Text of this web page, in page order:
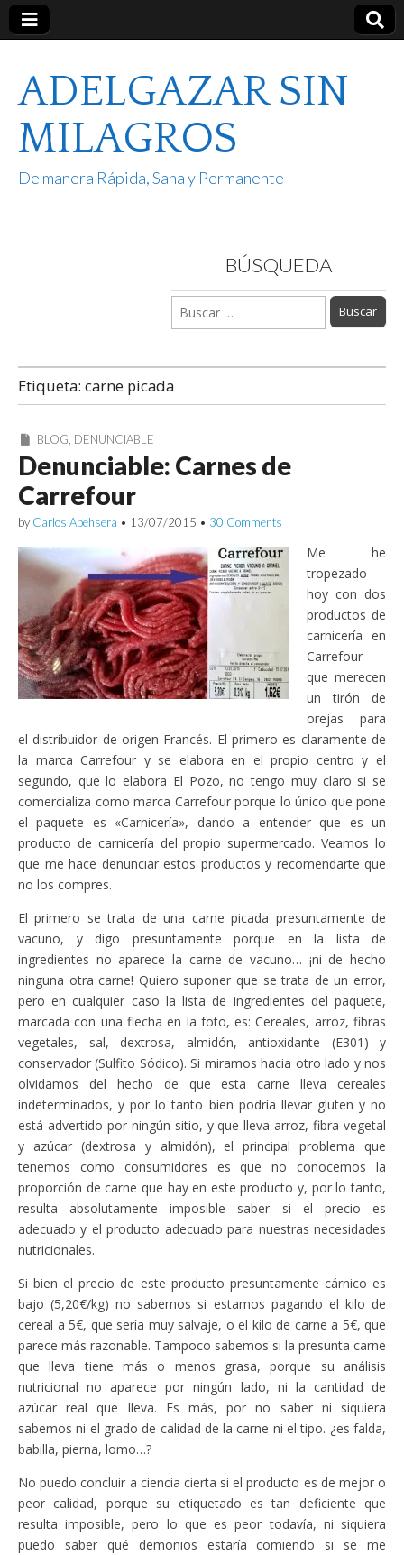
ADELGAZAR SIN
MILAGROS
De manera Rápida, Sana y Permanente
BÚSQUEDA
Buscar:
Etiqueta: carne picada
BLOG, DENUNCIABLE
Denunciable: Carnes de
Carrefour
by Carlos Abehsera • 13/07/2015 • 30 Comments
Me he
tropezado
hoy con dos
productos de
carnicería en
Carrefour
que merecen
un tirón de
orejas para
el distribuidor de origen Francés. El primero es claramente de
la marca Carrefour y se elabora en el propio centro y el
segundo, que lo elabora El Pozo, no tengo muy claro si se
comercializa como marca Carrefour porque lo único que pone
el paquete es «Carnicería», dando a entender que es un
producto de carnicería del propio supermercado. Veamos lo
que me hace denunciar estos productos y recomendarte que
no los compres.
El primero se trata de una carne picada presuntamente de
vacuno, y digo presuntamente porque en la lista de
ingredientes no aparece la carne de vacuno… ¡ni de hecho
ninguna otra carne! Quiero suponer que se trata de un error,
pero en cualquier caso la lista de ingredientes del paquete,
marcada con una flecha en la foto, es: Cereales, arroz, fibras
vegetales, sal, dextrosa, almidón, antioxidante (E301) y
conservador (Sulfito Sódico). Si miramos hacia otro lado y nos
olvidamos del hecho de que esta carne lleva cereales
indeterminados, y por lo tanto bien podría llevar gluten y no
está advertido por ningún sitio, y que lleva arroz, fibra vegetal
y azúcar (dextrosa y almidón), el principal problema que
tenemos como consumidores es que no conocemos la
proporción de carne que hay en este producto y, por lo tanto,
resulta absolutamente imposible saber si el precio es
adecuado y el producto adecuado para nuestras necesidades
nutricionales.
Si bien el precio de este producto presuntamente cárnico es
bajo (5,20€/kg) no sabemos si estamos pagando el kilo de
cereal a 5€, que sería muy salvaje, o el kilo de carne a 5€, que
parece más razonable. Tampoco sabemos si la presunta carne
que lleva tiene más o menos grasa, porque su análisis
nutricional no aparece por ningún lado, ni la cantidad de
azúcar real que lleva. Es más, por no saber ni siquiera
sabemos ni el grado de calidad de la carne ni el tipo. ¿es falda,
babilla, pierna, lomo…?
No puedo concluir a ciencia cierta si el producto es de mejor o
peor calidad, porque su etiquetado es tan deficiente que
resulta imposible, pero lo que es peor todavía, ni siquiera
puedo saber qué demonios estaría comiendo si se me